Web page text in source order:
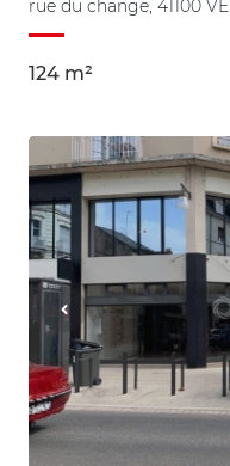
rue du change, 41100
124 m²